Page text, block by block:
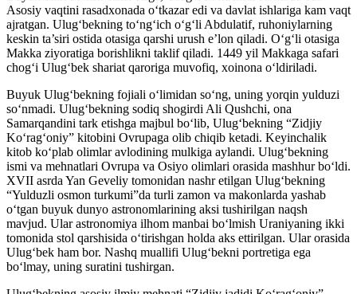
Asosiy vaqtini rasadxonada o‘tkazar edi va davlat ishlariga kam vaqt
ajratgan. Ulug‘bekning to‘ng‘ich o‘g‘li Abdulatif, ruhoniylarning
keskin ta’siri ostida otasiga qarshi urush e’lon qiladi. O‘g‘li otasiga
Makka ziyoratiga borishlikni taklif qiladi. 1449 yil Makkaga safari
chog‘i Ulug‘bek shariat qaroriga muvofiq, xoinona o‘ldiriladi.
Buyuk Ulug‘bekning fojiali o‘limidan so‘ng, uning yorqin yulduzi
so‘nmadi. Ulug‘bekning sodiq shogirdi Ali Qushchi, ona
Samarqandini tark etishga majbul bo‘lib, Ulug‘bekning “Zidjiy
Ko‘rag‘oniy” kitobini Ovrupaga olib chiqib ketadi. Keyinchalik
kitob ko‘plab olimlar avlodining mulkiga aylandi. Ulug‘bekning
ismi va mehnatlari Ovrupa va Osiyo olimlari orasida mashhur bo‘ldi.
XVII asrda Yan Geveliy tomonidan nashr etilgan Ulug‘bekning
“Yulduzli osmon turkumi”da turli zamon va makonlarda yashab
o‘tgan buyuk dunyo astronomlarining aksi tushirilgan naqsh
mavjud. Ular astronomiya ilhom manbai bo‘lmish Uraniyaning ikki
tomonida stol qarshisida o‘tirishgan holda aks ettirilgan. Ular orasida
Ulug‘bek ham bor. Nashq muallifi Ulug‘bekni portretiga ega
bo‘lmay, uning suratini tushirgan.